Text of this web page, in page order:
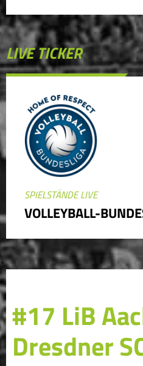
LIVE TICKER
SPIELSTÄNDE LIVE
VOLLEYBALL-
#17 LiB
Dresdner